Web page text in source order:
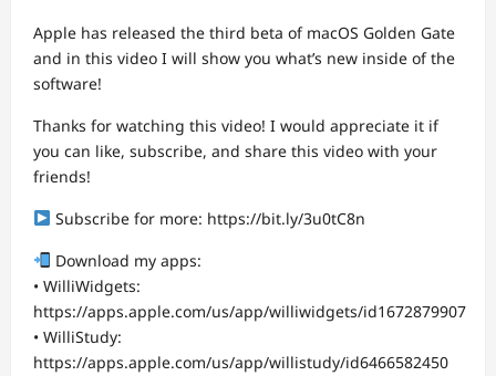
Apple has released the third beta of macOS Golden Gate
and in this video I will show you what’s new inside of the
software!
Thanks for watching this video! I would appreciate it if
you can like, subscribe, and share this video with your
friends!
Subscribe for more: https://bit.ly/3u0tC8n
Download my apps:
• WilliWidgets:
https://apps.apple.com/us/app/williwidgets/id1672879907
• WilliStudy:
https://apps.apple.com/us/app/willistudy/id6466582450